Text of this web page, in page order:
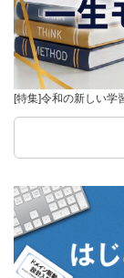
[特集]令和の新しい